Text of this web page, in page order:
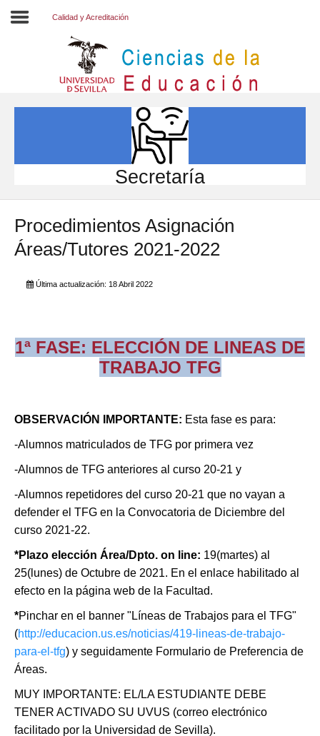
INVESTIGACIÓN
INTERNACIONAL
Directorio FCCE
Calidad y Acreditación
Secretaría
Procedimientos Asignación
Áreas/Tutores 2021-2022
Última actualización: 18 Abril 2022
1ª FASE: ELECCIÓN DE LINEAS DE
TRABAJO TFG
OBSERVACIÓN IMPORTANTE: Esta fase es para:
-Alumnos matriculados de TFG por primera vez
-A lumnos de TFG anteriores al curso 20-21 y
-Alumnos repetidores del curso 20-21 que no vayan a
defender el TFG en la Convocatoria de Diciembre del
curso 2021-22.
*Plazo elección Área/Dpto. on line: 19(martes) al
25(lunes) de Octubre de 2021. En el enlace habilitado al
efecto en la página web de la Facultad.
*Pinchar en el banner "Líneas de Trabajos para el TFG"
(http://educacion.us.es/noticias/419-lineas-de-trabajo-
para-el-tfg) y seguidamente Formulario de Preferencia de
Áreas.
MUY IMPORTANTE: EL/LA ESTUDIANTE DEBE
TENER ACTIVADO SU UVUS (correo electrónico
facilitado por la Universidad de Sevilla).